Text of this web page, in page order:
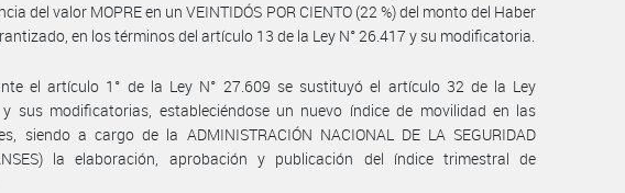
del valor MOPRE en un VEINTIDÓS POR CIENTO (22 %) del monto del Haber
en los términos del artículo 13 de la Ley N° 26.417 y su modificatoria.
el artículo 1° de la Ley N° 27.609 se sustituyó el artículo 32 de la Ley
y sus modificatorias, estableciéndose un nuevo índice de movilidad en las
siendo a cargo de la ADMINISTRACIÓN NACIONAL DE LA SEGURIDAD
la elaboración, aprobación y publicación del índice trimestral de